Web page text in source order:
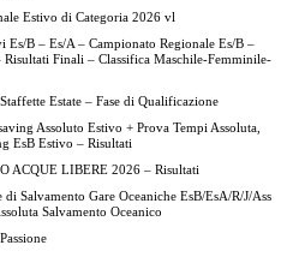
Estivo di Categoria 2026 vl
B – Es/A – Campionato Regionale Es/B –
Finali – Classifica Maschile-Femminile-
Estate – Fase di Qualificazione
Assoluto Estivo + Prova Tempi Assoluta,
EsB Estivo – Risultati
ACQUE LIBERE 2026 – Risultati
Salvamento Gare Oceaniche EsB/EsA/R/J/Ass
Salvamento Oceanico